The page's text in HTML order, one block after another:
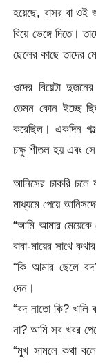
হয়েছে, বাসর বা ওই
বিয়ে ভেঙ্গে দিতে।
ছেলের কাছে তাদের
ওদের বিয়েটা
তেমন কোন ইচ্ছে
করেছিল। একদিন
চক্ষু শীতল হয় এবং
আনিসের চাকরি চলে
মাধ্যমে পেয়ে
“আমি আমার মেয়েকে
বাবা-মায়ের সাথে
“কি আমার ছেলে
দেন।
“বদ নাতো কি?
না? আমি সব খবর
“মুখ সামলে কথা